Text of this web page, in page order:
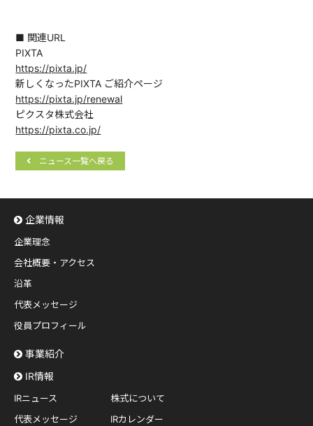
■ 関連URL
PIXTA
https://pixta.jp/
新しくなったPIXTA ご紹介ページ
https://pixta.jp/renewal
ピクスタ株式会社
https://pixta.co.jp/
ニュース一覧へ戻る
企業情報
企業理念
会社概要・アクセス
沿革
代表メッセージ
役員プロフィール
事業紹介
IR情報
IRニュース
代表メッセージ
株式について
IRカレンダー